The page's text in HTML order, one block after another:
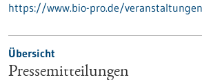
https://www.bio-pro.de/veranstaltungen
Übersicht
Pressemitteilungen